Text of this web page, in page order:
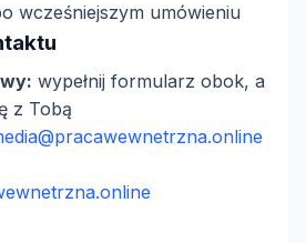
wcześniejszym umówieniu
wypełnij formularz obok, a
z Tobą